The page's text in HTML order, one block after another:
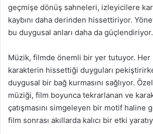
geçmişe dönüş sahneleri, izleyicilere
kaybını daha derinden hissettiriyor.
bu duygusal anları daha da güçlendiriyor.
Müzik, filmde önemli bir yer tutuyor. Her
karakterin hissettiği duyguları
duygusal bir bağ kurmasını sağlıyor.
müziği, film boyunca tekrarlanan ve
çatışmasını simgeleyen bir motif haline
film sonrası akıllarda kalıcı bir etki